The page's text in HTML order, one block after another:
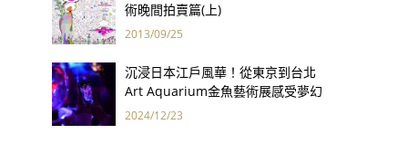
術晚間拍賣篇(上)
2013/09/25
沉浸日本江戶風華！從東京到台北
Art Aquarium金魚藝術展感受夢幻
水世界
2024/12/23